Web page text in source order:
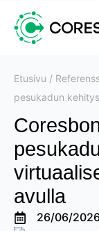
Etusivu /
pesukadun
avulla
26/06/